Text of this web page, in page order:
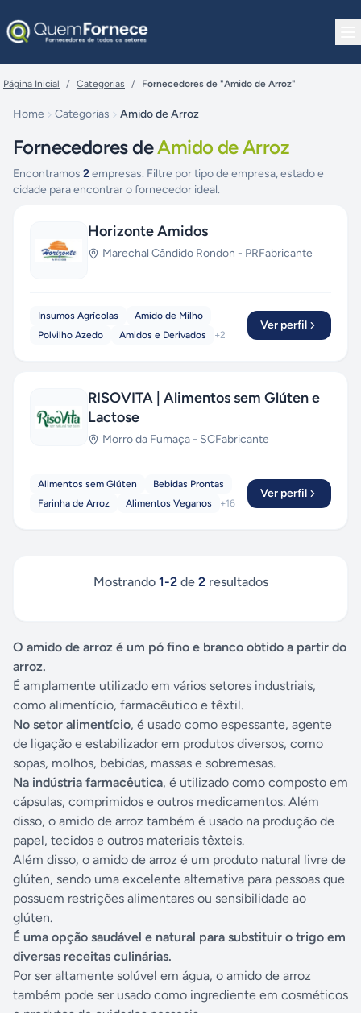
Página Inicial / Categorias / Fornecedores de "Amido de Arroz"
Home Categorias Amido de Arroz
Fornecedores deAmido de Arroz
Encontramos 2empresas. Filtre por tipo de empresa, estado e
cidade para encontrar o fornecedor ideal.
Horizonte Amidos
Marechal Cândido Rondon - PRFabricante
Insumos Agrícolas
Amido de Milho
Polvilho Azedo
Amidos e Derivados +2
Ver perfil
RISOVITA | Alimentos sem Glúten e
Lactose
Morro da Fumaça - SCFabricante
Alimentos sem Glúten
Bebidas Prontas
Farinha de Arroz
Alimentos Veganos +16
Ver perfil
Mostrando 1-2de 2resultados
O amido de arroz é um pó fino e branco obtido a partir do
arroz.
É amplamente utilizado em vários setores industriais,
como alimentício, farmacêutico e têxtil.
No setor alimentício, é usado como espessante, agente
de ligação e estabilizador em produtos diversos, como
sopas, molhos, bebidas, massas e sobremesas.
Na indústria farmacêutica, é utilizado como composto em
cápsulas, comprimidos e outros medicamentos. Além
disso, o amido de arroz também é usado na produção de
papel, tecidos e outros materiais têxteis.
Além disso, o amido de arroz é um produto natural livre de
glúten, sendo uma excelente alternativa para pessoas que
possuem restrições alimentares ou sensibilidade ao
glúten.
É uma opção saudável e natural para substituir o trigo em
diversas receitas culinárias.
Por ser altamente solúvel em água, o amido de arroz
também pode ser usado como ingrediente em cosméticos